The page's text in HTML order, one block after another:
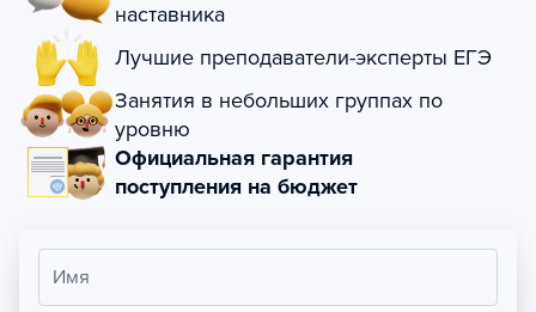
наставника
Лучшие преподаватели-эксперты ЕГЭ
Занятия в небольших группах по
уровню
Официальная гарантия
поступления на бюджет
Имя